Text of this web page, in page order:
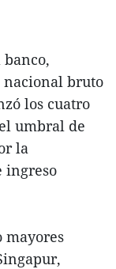
nacional bruto
los cuatro
umbral de
la
ingreso
mayores